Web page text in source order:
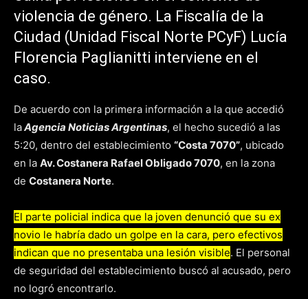
violencia de género. La Fiscalía de la
Ciudad (Unidad Fiscal Norte PCyF) Lucía
Florencia Paglianitti interviene en el
caso.
De acuerdo con la primera información a la que accedió
laAgencia Noticias Argentinas, el hecho sucedió a las
5:20, dentro del establecimiento “Costa 7070”, ubicado
en la Av. Costanera Rafael Obligado 7070, en la zona
de Costanera Norte.
El parte policial indica que la joven denunció que su ex
novio le habría dado un golpe en la cara, pero efectivos
indican que no presentaba una lesión visible. El personal
de seguridad del establecimiento buscó al acusado, pero
no logró encontrarlo.